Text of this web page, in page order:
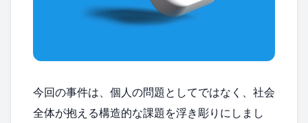
今回の事件は、個人の問題としてではなく、社会
全体が抱える構造的な課題を浮き彫りにしまし